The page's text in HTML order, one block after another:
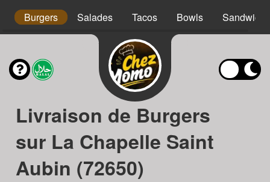
Burgers Salades Tacos Bowls Sandwichs
Livraison de Burgers
sur La Chapelle Saint
Aubin (72650)